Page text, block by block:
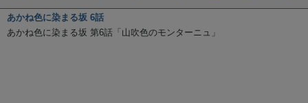
あかね色に染まる坂 6話
あかね色に染まる坂 第6話「山吹色のモンターニュ」